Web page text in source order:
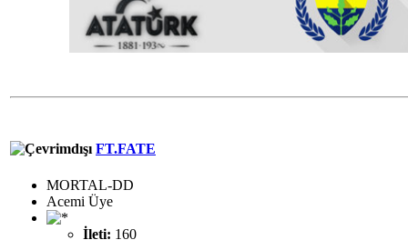
FT.FATE
MORTAL-DD
Acemi Üye
İleti: 160